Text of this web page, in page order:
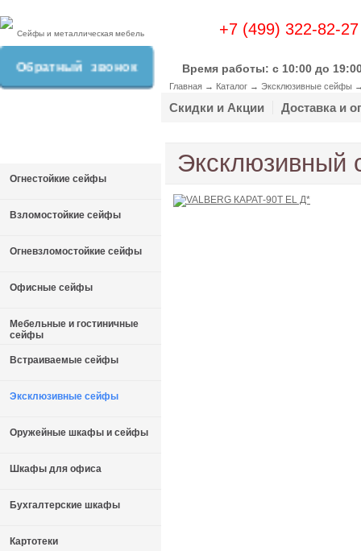
Сейфы и металлическая мебель
Обратный звонок
Скидки и Акции Доставка и
Главная → Каталог → Эксклюзивные сейфы
Время работы: c 10:00 до
+7 (499) 322-82-27
Огнестойкие сейфы
Взломостойкие сейфы
Огневзломостойкие сейфы
Офисные сейфы
Мебельные и гостиничные
сейфы
Встраиваемые сейфы
Эксклюзивные сейфы
Оружейные шкафы и сейфы
Шкафы для офиса
Бухгалтерские шкафы
Картотеки
Эксклюзивный